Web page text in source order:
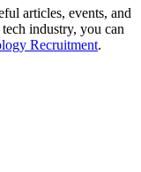
articles, events, and
industry, you can
Recruitment.